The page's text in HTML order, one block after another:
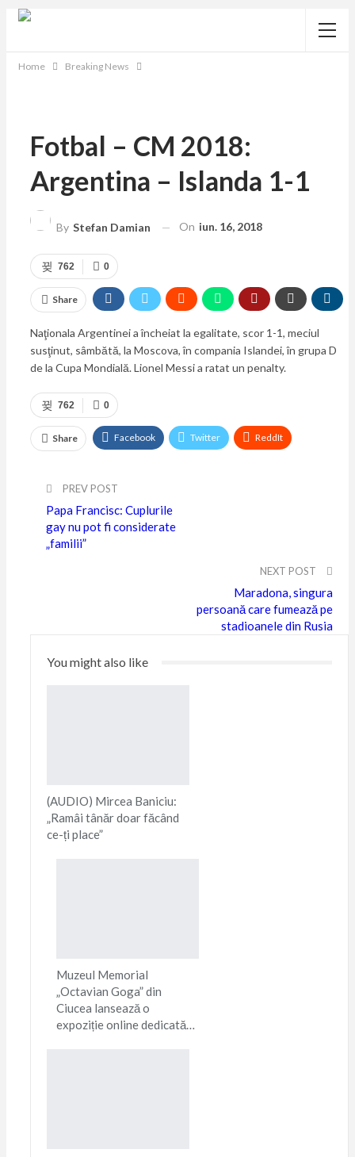
Home Breaking News
Fotbal – CM 2018:
Argentina – Islanda 1-1
By Stefan Damian On iun. 16, 2018
0
762
Share
Naţionala Argentinei a încheiat la egalitate, scor 1-1, meciul
susţinut, sâmbătă, la Moscova, în compania Islandei, în grupa D
de la Cupa Mondială. Lionel Messi a ratat un penalty.
0
762
Share Facebook Twitter ReddIt
Viber
PREV POST
Papa Francisc: Cuplurile
gay nu pot fi considerate
„familii”
NEXT POST
Maradona, singura
persoană care fumează pe
stadioanele din Rusia
You might also like
(AUDIO) Mircea Baniciu:
„Ramâi tânăr doar făcând
ce-ți place”
Muzeul Memorial
„Octavian Goga” din
Ciucea lansează o
expoziție online dedicată…